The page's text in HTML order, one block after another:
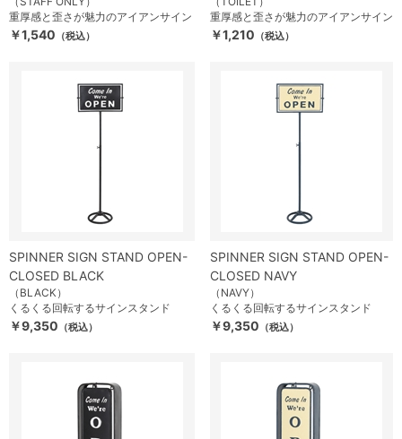
重厚感と歪さが魅力のアイアンサイン
￥1,540 （税込）
重厚感と歪さが魅力のアイアンサイン
￥1,210 （税込）
SPINNER SIGN STAND OPEN-
CLOSED BLACK
（BLACK）
くるくる回転するサインスタンド
￥9,350 （税込）
SPINNER SIGN STAND OPEN-
CLOSED NAVY
（NAVY）
くるくる回転するサインスタンド
￥9,350 （税込）